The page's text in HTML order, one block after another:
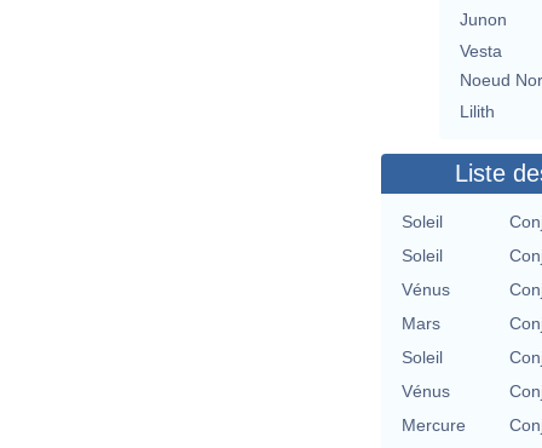
Junon
Vesta
Noeud
Lilith
Liste
Soleil
Soleil
Vénus
Mars
Soleil
Vénus
Mercure